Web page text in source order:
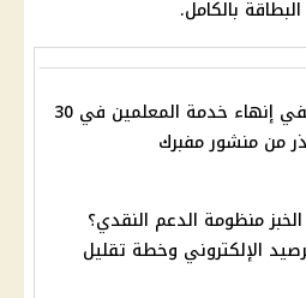
بالكامل.
التعليم تنفي إنهاء خدمة المعلمين في 30
من منشور مفبرك
منظومة الدعم النقدي؟
الإلكتروني وخطة تقليل